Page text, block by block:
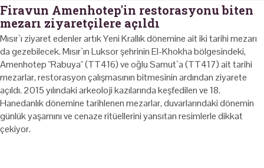
Firavun Amenhotep'in restorasyonu biten
mezarı ziyaretçilere açıldı
Mısır`ı ziyaret edenler artık Yeni Krallık dönemine ait iki tarihi mezarı
da gezebilecek. Mısır`ın Luksor şehrinin El-Khokha bölgesindeki,
Amenhotep "Rabuya" (TT416) ve oğlu Samut`a (TT417) ait tarihi
mezarlar, restorasyon çalışmasının bitmesinin ardından ziyarete
açıldı. 2015 yılındaki arkeoloji kazılarında keşfedilen ve 18.
Hanedanlık dönemine tarihlenen mezarlar, duvarlarındaki dönemin
günlük yaşamını ve cenaze ritüellerini yansıtan resimlerle dikkat
çekiyor.